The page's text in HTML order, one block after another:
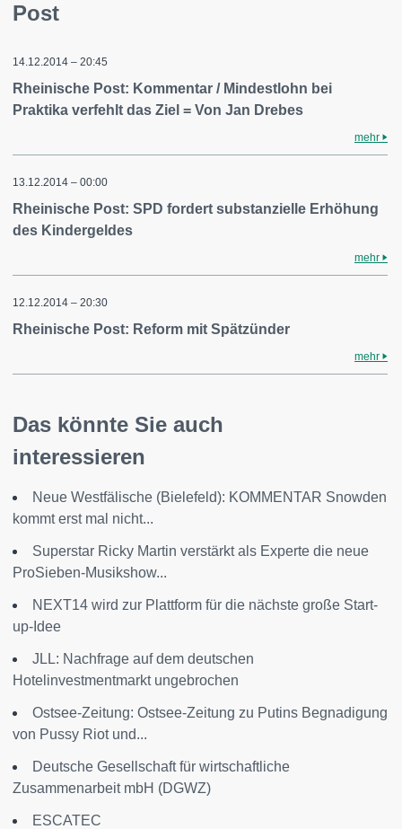
Post
14.12.2014 – 20:45
Rheinische Post: Kommentar / Mindestlohn bei
Praktika verfehlt das Ziel = Von Jan Drebes
mehr
13.12.2014 – 00:00
Rheinische Post: SPD fordert substanzielle Erhöhung
des Kindergeldes
mehr
12.12.2014 – 20:30
Rheinische Post: Reform mit Spätzünder
mehr
Das könnte Sie auch
interessieren
Neue Westfälische (Bielefeld): KOMMENTAR Snowden
kommt erst mal nicht...
Superstar Ricky Martin verstärkt als Experte die neue
ProSieben-Musikshow...
NEXT14 wird zur Plattform für die nächste große Start-
up-Idee
JLL: Nachfrage auf dem deutschen
Hotelinvestmentmarkt ungebrochen
Ostsee-Zeitung: Ostsee-Zeitung zu Putins Begnadigung
von Pussy Riot und...
Deutsche Gesellschaft für wirtschaftliche
Zusammenarbeit mbH (DGWZ)
ESCATEC